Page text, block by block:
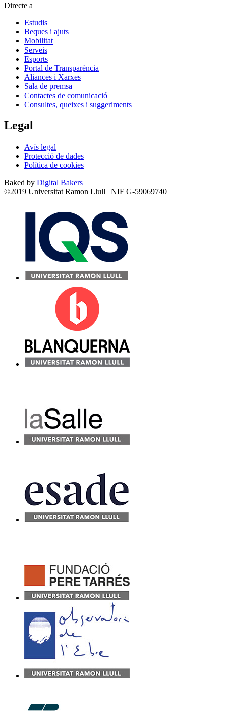
Directe a
Estudis
Beques i ajuts
Mobilitat
Serveis
Esports
Portal de Transparència
Aliances i Xarxes
Sala de premsa
Contactes de comunicació
Consultes, queixes i suggeriments
Legal
Avís legal
Protecció de dades
Política de cookies
Baked by Digital Bakers
©2019 Universitat Ramon Llull | NIF G-59069740